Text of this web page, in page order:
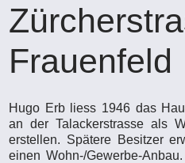
Frauenfeld
Hugo Erb liess 1946 das
an der Talackerstrasse als
erstellen. Spätere Besitzer
einen Wohn-/Gewerbe-